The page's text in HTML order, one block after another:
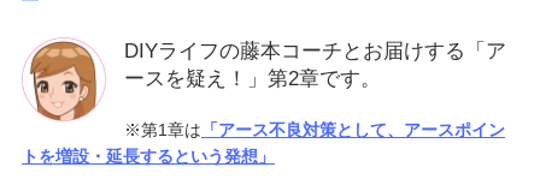
DIYライフの藤本コーチとお届けする「ア
ースを疑え！」第2章です。
※第1章は 「アース不良対策として、アースポイン
トを増設・延長するという発想」